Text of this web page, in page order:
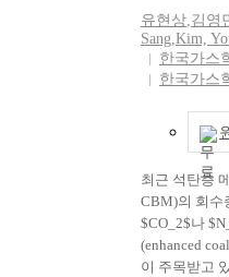
위치에 따라
위한 분석이
미늄 재질의
든 후, 부취
토그래피
Detector :
제의 농도를
관리를 위하
로 부취농도
으로 판단된
하는 Tri-
하여 H₂와
제조하는데
스팀, 이산화
용되는 이산
산화탄소를
게 된다. 따
생하는 이산
로 사용되는
가스전에 포
석하여 가스
용범위를 연
유현상,김영
Sang,Kim,
한국가스
한국가스
최근 석탄층
CBM)의 회수
$CO_2$나
(enhanced
이 주목받고